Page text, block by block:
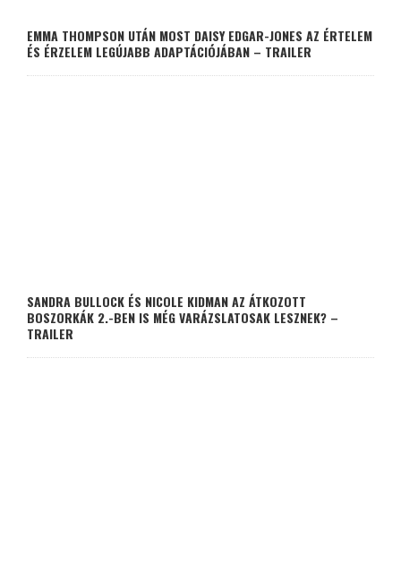
EMMA THOMPSON UTÁN MOST DAISY EDGAR-JONES AZ ÉRTELEM
ÉS ÉRZELEM LEGÚJABB ADAPTÁCIÓJÁBAN – TRAILER
SANDRA BULLOCK ÉS NICOLE KIDMAN AZ ÁTKOZOTT
BOSZORKÁK 2.-BEN IS MÉG VARÁZSLATOSAK LESZNEK? –
TRAILER